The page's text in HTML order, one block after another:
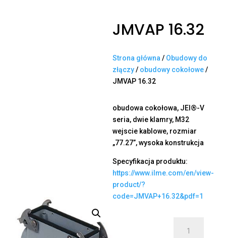
JMVAP 16.32
Strona główna / Obudowy do
złączy/ obudowy cokołowe/
JMVAP 16.32
obudowa cokołowa, JEI®-V
seria, dwie klamry, M32
wejscie kablowe, rozmiar
„77.27”, wysoka konstrukcja
Specyfikacja produktu:
https://www.ilme.com/en/view-
product/?
code=JMVAP+16.32&pdf=1
JMVAP